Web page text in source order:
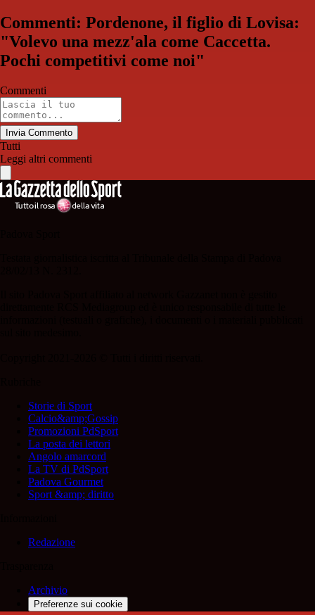
Commenti: Pordenone, il figlio di Lovisa:
"Volevo una mezz'ala come Caccetta.
Pochi competitivi come noi"
Commenti
Invia Commento
Tutti
Leggi altri commenti
Storie di Sport
Calcio&amp;Gossip
Promozioni PdSport
La posta dei lettori
Angolo amarcord
La TV di PdSport
Padova Gourmet
Sport &amp; diritto
Redazione
Archivio
Preferenze sui cookie